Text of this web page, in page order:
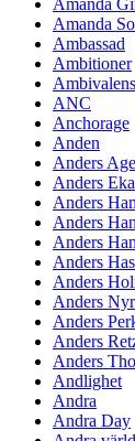
Amanda
Ambassad
Ambitioner
Ambivalens
ANC
Anchorage
Anden
Anders
Anders Eka
Anders
Anders
Anders
Anders
Anders
Anders
Anders
Anders
Anders
Andlighet
Andra
Andra Day